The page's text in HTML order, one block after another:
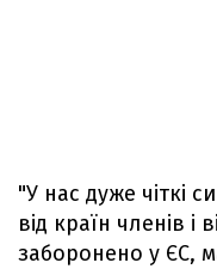
"У нас дуже чіткі
від країн членів
заборонено у ЄС,